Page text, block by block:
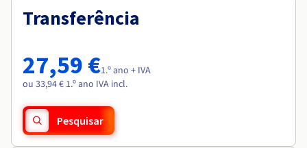
Transferência
27,59 €1.º ano + IVA
ou 33,94 € 1.º ano IVA incl.
Pesquisar